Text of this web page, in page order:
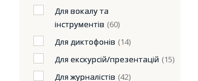
Для вокалу та
інструментів (60)
Для диктофонів (14)
Для екскурсій/презентацій (15)
Для журналістів (42)